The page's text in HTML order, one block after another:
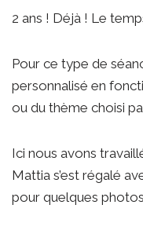
2 ans ! Déjà ! Le
Pour ce type de
personnalisé en
ou du thème choisi
Ici nous avons
Mattia s’est régalé
pour quelques